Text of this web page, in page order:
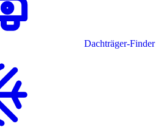
Dachträger-Finder